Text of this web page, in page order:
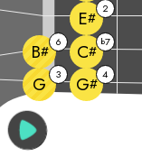
G 3 G# 4
B# 6 C#
b7
E# 2